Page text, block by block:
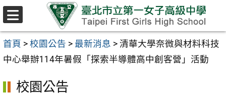
跳至主要內容區
首頁 > 校園公告 > 最新消息 > 清華大學奈微與材料科技
中心舉辦114年暑假「探索半導體高中創客營」活動
校園公告
選
單